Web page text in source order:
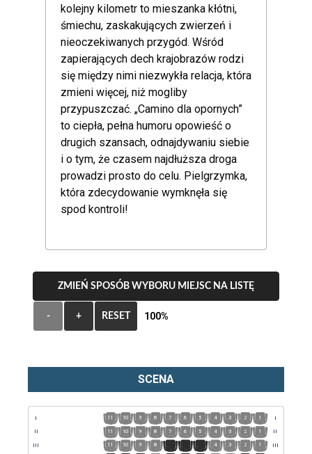
kolejny kilometr to mieszanka kłótni,
śmiechu, zaskakujących zwierzeń i
nieoczekiwanych przygód. Wśród
zapierających dech krajobrazów rodzi
się między nimi niezwykła relacja, która
zmieni więcej, niż mogliby
przypuszczać. „Camino dla opornych”
to ciepła, pełna humoru opowieść o
drugich szansach, odnajdywaniu siebie
i o tym, że czasem najdłuższa droga
prowadzi prosto do celu. Pielgrzymka,
która zdecydowanie wymknęła się
spod kontroli!
ZMIEŃ SPOSÓB WYBORU MIEJSC NA LISTĘ
- + RESET 100%
SCENA
11 10 9 8 7 6 5 4 3 2 1
11 10 9 8 7 6 5 4 3 2 1
11 10 9 8 4 3 2 1
I I
II II
III III